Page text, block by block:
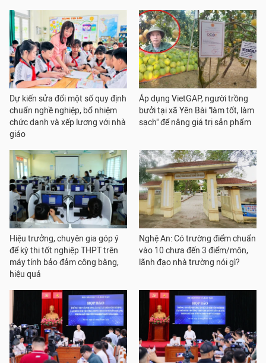
Dự kiến sửa đổi một số quy định
chuẩn nghề nghiệp, bổ nhiệm
chức danh và xếp lương với nhà
giáo
Áp dụng VietGAP, người trồng
bưởi tại xã Yên Bài "làm tốt, làm
sạch" để nâng giá trị sản phẩm
Hiệu trưởng, chuyên gia góp ý
để kỳ thi tốt nghiệp THPT trên
máy tính bảo đảm công bằng,
hiệu quả
Nghệ An: Có trường điểm chuẩn
vào 10 chưa đến 3 điểm/môn,
lãnh đạo nhà trường nói gì?